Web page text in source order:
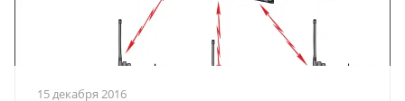
15 декабря 2016